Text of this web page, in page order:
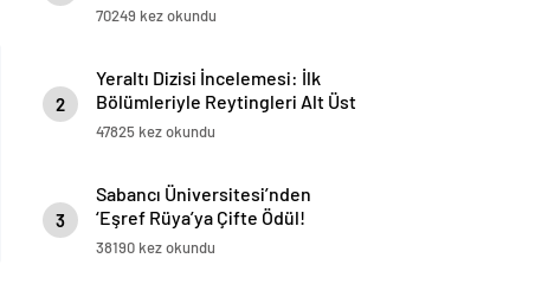
70249 kez okundu
2
Yeraltı Dizisi İncelemesi: İlk
Bölümleriyle Reytingleri Alt Üst
Etti!
47825 kez okundu
3
Sabancı Üniversitesi’nden
‘Eşref Rüya’ya Çifte Ödül!
38190 kez okundu